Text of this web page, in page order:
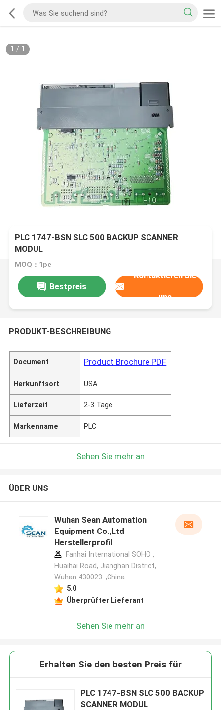
1 / 1
PLC 1747-BSN SLC 500 BACKUP SCANNER
MODUL
MOQ：1pc
Bestpreis
Kontaktieren Sie
uns
PRODUKT-BESCHREIBUNG
Document Product Brochure PDF
Herkunftsort USA
Lieferzeit 2-3 Tage
Markenname PLC
Sehen Sie mehr an
ÜBER UNS
Wuhan Sean Automation
Equipment Co.,Ltd
Herstellerprofil
Fanhai International SOHO ,
Huaihai Road, Jianghan District,
Wuhan 430023. ,China
5.0
Überprüfter Lieferant
Sehen Sie mehr an
Erhalten Sie den besten Preis für
PLC 1747-BSN SLC 500 BACKUP
SCANNER MODUL